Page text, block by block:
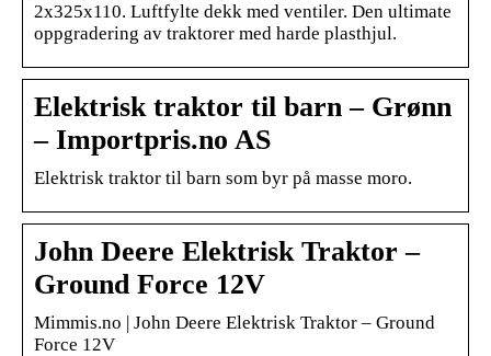
2x325x110. Luftfylte dekk med ventiler. Den ultimate
oppgradering av traktorer med harde plasthjul.
Elektrisk traktor til barn – Grønn
– Importpris.no AS
Elektrisk traktor til barn som byr på masse moro.
John Deere Elektrisk Traktor –
Ground Force 12V
Mimmis.no | John Deere Elektrisk Traktor – Ground
Force 12V